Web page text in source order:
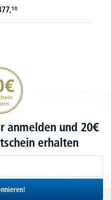
10
sichern
anmelden und 20€
erhalten